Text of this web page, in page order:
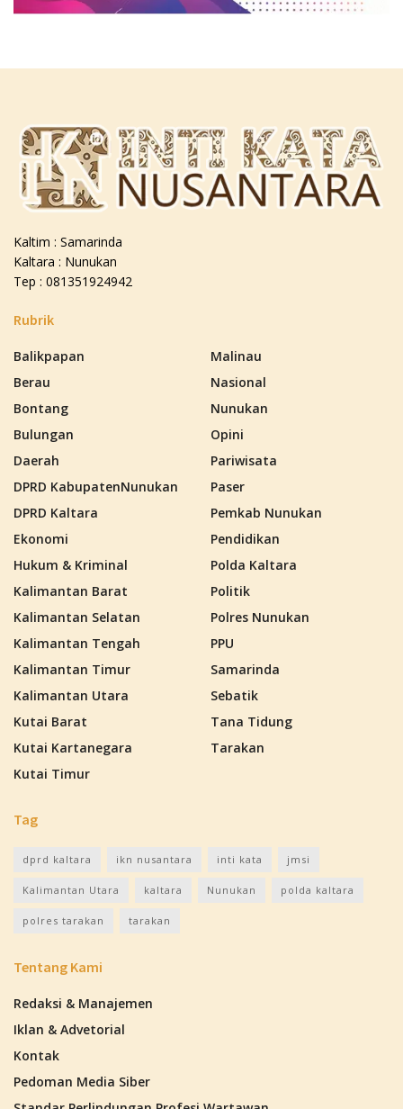
Kaltim : Samarinda
Kaltara : Nunukan
Tep : 081351924942
Rubrik
Balikpapan
Berau
Bontang
Bulungan
Daerah
DPRD KabupatenNunukan
DPRD Kaltara
Ekonomi
Hukum & Kriminal
Kalimantan Barat
Kalimantan Selatan
Kalimantan Tengah
Kalimantan Timur
Kalimantan Utara
Kutai Barat
Kutai Kartanegara
Kutai Timur
Malinau
Nasional
Nunukan
Opini
Pariwisata
Paser
Pemkab Nunukan
Pendidikan
Polda Kaltara
Politik
Polres Nunukan
PPU
Samarinda
Sebatik
Tana Tidung
Tarakan
Tag
dprd kaltara ikn nusantara inti kata jmsi
Kalimantan Utara kaltara Nunukan polda kaltara
polres tarakan tarakan
Tentang Kami
Redaksi & Manajemen
Iklan & Advetorial
Kontak
Pedoman Media Siber